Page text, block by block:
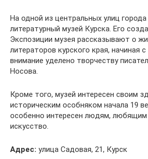
На одной из центральных улиц
литературный музей Курска. Его
Экспозиции музея рассказывают о
литераторов курского края, начиная
внимание уделено творчеству
Носова.
Кроме того, музей интересен своим
историческим особняком начала 19
особенно интересен людям, любящим
искусство.
Адрес: улица Садовая, 21, Курск